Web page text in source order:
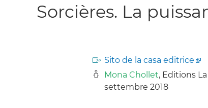
Sorcières. La
Sito de la casa editrice
Mona Chollet, Editions
settembre 2018